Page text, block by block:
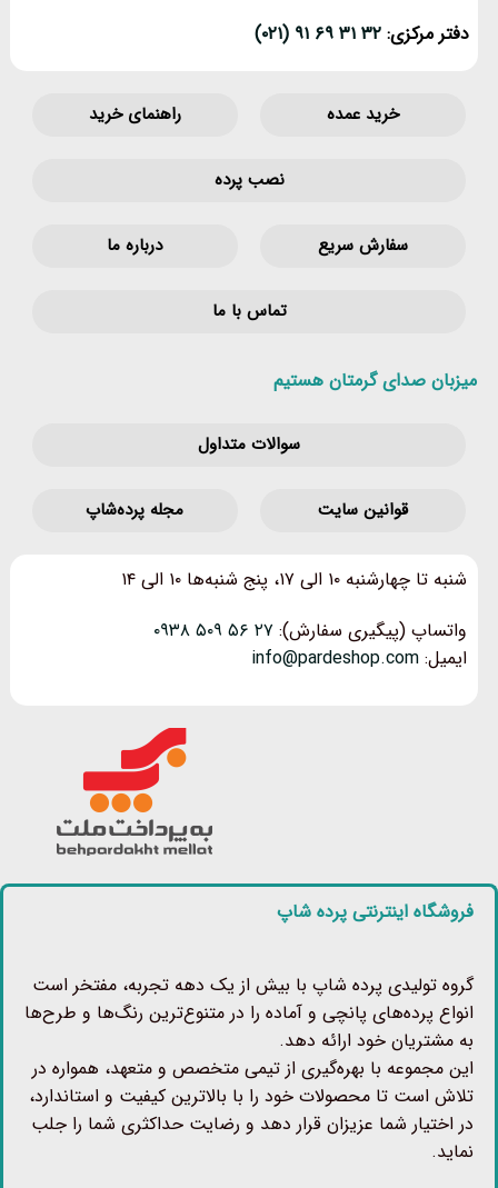
دفتر مرکزی: ۳۲ ۳۱ ۶۹ ۹۱ (۰۲۱)
خرید عمده راهنمای خرید
نصب پرده
سفارش سریع درباره ما
تماس با ما
میزبان صدای گرمتان هستیم
سوالات متداول
قوانین‌ سایت مجله پرده‌شاپ
شنبه تا چهارشنبه ۱۰ الی ۱۷، پنج شنبه‌ها ۱۰ الی ۱۴
واتساپ (پیگیری سفارش): ۲۷ ۵۶ ۵۰۹ ۰۹۳۸
ایمیل: info@pardeshop.com
فروشگاه اینترنتی پرده شاپ
گروه تولیدی پرده شاپ با بیش از یک دهه تجربه، مفتخر است
انواع پرده‌های پانچی و آماده را در متنوع‌ترین رنگ‌ها و طرح‌ها
به مشتریان خود ارائه دهد.
این مجموعه با بهره‌گیری از تیمی متخصص و متعهد، همواره در
تلاش است تا محصولات خود را با بالاترین کیفیت و استاندارد،
در اختیار شما عزیزان قرار دهد و رضایت حداکثری شما را جلب
نماید.